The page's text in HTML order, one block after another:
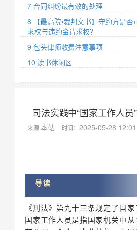
7 合同纠纷最有效的处理
8 【最高院•裁判文书】守约方是否
求权与违约金请求权？
9 包头律师收费注意事项
10 读书休闲区
司法实践中“国家工作人员
来源:本站 时间： 2025-05-28
导读
《刑法》第九十三条规定了国家
国家工作人员是指国家机关中